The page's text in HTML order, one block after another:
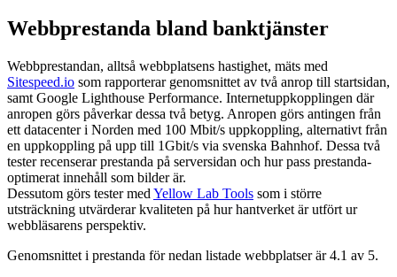
Webbprestanda bland banktjänster
Webbprestandan, alltså webbplatsens hastighet, mäts med
Sitespeed.io som rapporterar genomsnittet av två anrop till startsidan,
samt Google Lighthouse Performance. Internet­uppkopplingen där
anropen görs påverkar dessa två betyg. Anropen görs antingen från
ett datacenter i Norden med 100 Mbit/s uppkoppling, alternativt från
en uppkoppling på upp till 1Gbit/s via svenska Bahnhof. Dessa två
tester recenserar prestanda på serversidan och hur pass prestanda­
optimerat innehåll som bilder är.
Dessutom görs tester med Yellow Lab Tools som i större
utsträckning utvärderar kvaliteten på hur hantverket är utfört ur
webbläsarens perspektiv.
Genomsnittet i prestanda för nedan listade webbplatser är 4.1 av 5.